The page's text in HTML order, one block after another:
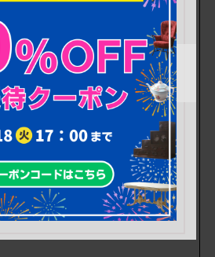
場合は有料にて承ります。(別
掃等は行わず現状のままでの
ない劣化や損傷・内部を開けて
傷みなどありますので、日
方や状態が不安な方には、当
る「高品質リペア」をおすす